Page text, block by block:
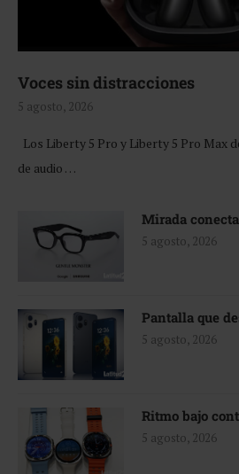
Voces sin distracciones
5 agosto, 2026
Los Liberty 5 Pro y Liberty 5 Pro Max
de audio …
Mirada
5 agosto, 2026
Pantalla que
5 agosto, 2026
Ritmo bajo
5 agosto, 2026